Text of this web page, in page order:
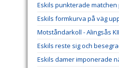
Eskils punkterade matchen
Eskils formkurva på väg
Motståndarkoll - Alingsås
Eskils reste sig och
Eskils damer imponerade